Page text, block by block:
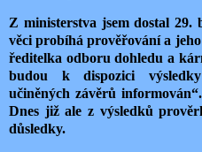
Z ministerstva jsem dostal 29.
věci probíhá prověřování a
ředitelka odboru dohledu a
budou k dispozici
učiněných závěrů
Dnes již ale z výsledků
důsledky.